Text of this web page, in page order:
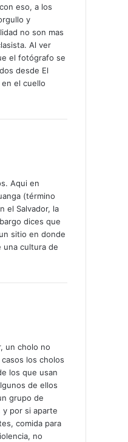
eso, a los
y
no son mas
Al ver
el fotógrafo se
desde El
el cuello
Aqui en
(término
el Salvador, la
dices que
sitio en donde
una cultura de
un cholo no
los cholos
los que usan
de ellos
grupo de
y por si aparte
comida para
no